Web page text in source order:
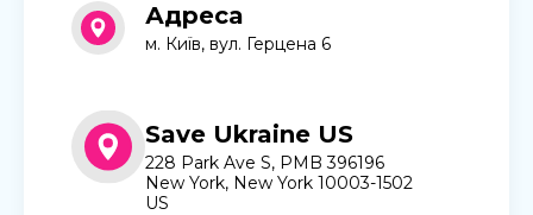
Адреса
м. Київ, вул. Герцена 6
Save Ukraine US
228 Park Ave S, PMB 396196
New York, New York 10003-1502
US